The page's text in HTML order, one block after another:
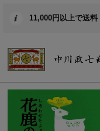
11,000円以上で送